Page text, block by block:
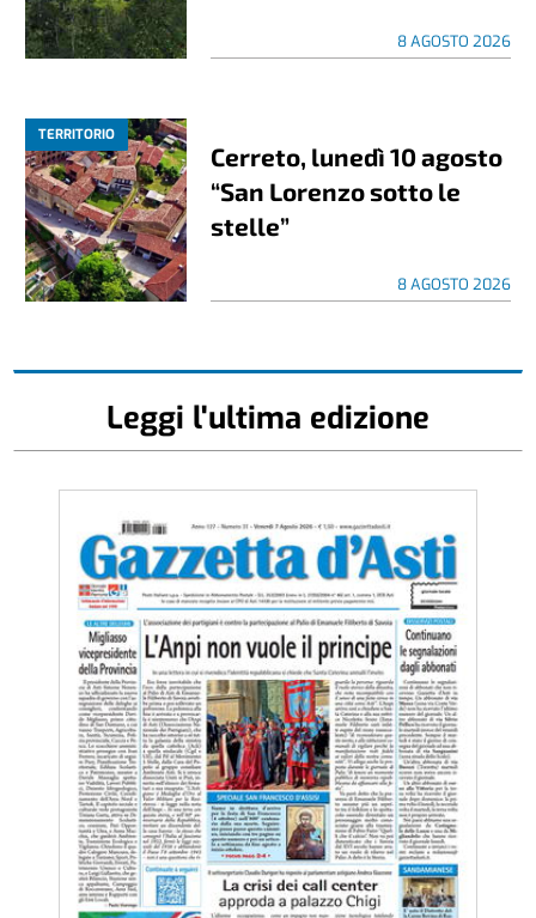
8 AGOSTO 2026
TERRITORIO
Cerreto, lunedì 10 agosto
“San Lorenzo sotto le
stelle”
8 AGOSTO 2026
Leggi l'ultima edizione